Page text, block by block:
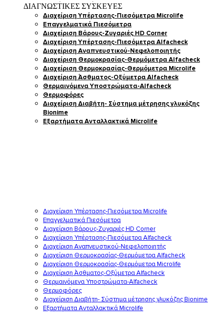
Αναλώσιμα Ιατρείου
Καθετήρες Ούρων
ΔΙΑΓΝΩΣΤΙΚΕΣ ΣΥΣΚΕΥΕΣ
Διαχείριση Υπέρτασης-Πιεσόμετρα Microlife
Επαγγελματικά Πιεσόμετρα
Διαχείριση Βάρους-Ζυγαριές HD Corner
Διαχείριση Υπέρτασης-Πιεσόμετρα Alfacheck
Διαχείριση Αναπνευστικού-Νεφελοποιητής
Διαχείριση Θερμοκρασίας-Θερμόμετρα Alfacheck
Διαχείριση Θερμοκρασίας-Θερμόμετρα Microlife
Διαχείριση Άσθματος-Οξύμετρα Alfacheck
Θερμαινόμενα Υποστρώματα-Alfacheck
Θερμοφόρες
Διαχείριση Διαβήτη- Σύστημα μέτρησης γλυκόζης
Bionime
Εξαρτήματα Ανταλλακτικά Microlife
Διαχείριση Υπέρτασης-Πιεσόμετρα Microlife
Επαγγελματικά Πιεσόμετρα
Διαχείριση Βάρους-Ζυγαριές HD Corner
Διαχείριση Υπέρτασης-Πιεσόμετρα Alfacheck
Διαχείριση Αναπνευστικού-Νεφελοποιητής
Διαχείριση Θερμοκρασίας-Θερμόμετρα Alfacheck
Διαχείριση Θερμοκρασίας-Θερμόμετρα Microlife
Διαχείριση Άσθματος-Οξύμετρα Alfacheck
Θερμαινόμενα Υποστρώματα-Alfacheck
Θερμοφόρες
Διαχείριση Διαβήτη- Σύστημα μέτρησης γλυκόζης Bionime
Εξαρτήματα Ανταλλακτικά Microlife